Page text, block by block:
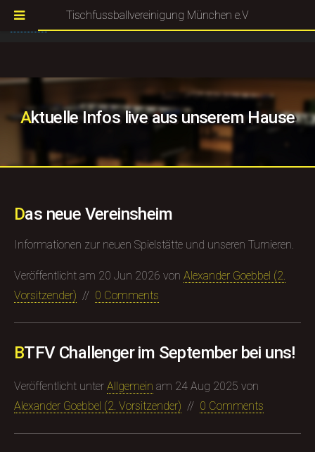
For a better user experience this website use cookies. More
Aktuelle Infos live aus unserem Hause
Das neue Vereinsheim
Informationen zur neuen Spielstätte und unseren Turnieren.
Veröffentlicht am 20 Jun 2026 von Alexander Goebbel (​2.
Vorsitzender) // 0 Comments
BTFV Challenger im September bei uns!
Veröffentlicht unter Allgemein am 24 Aug 2025 von
Alexander Goebbel (​2. Vorsitzender) // 0 Comments
Tischfussballvereinigung München e.V